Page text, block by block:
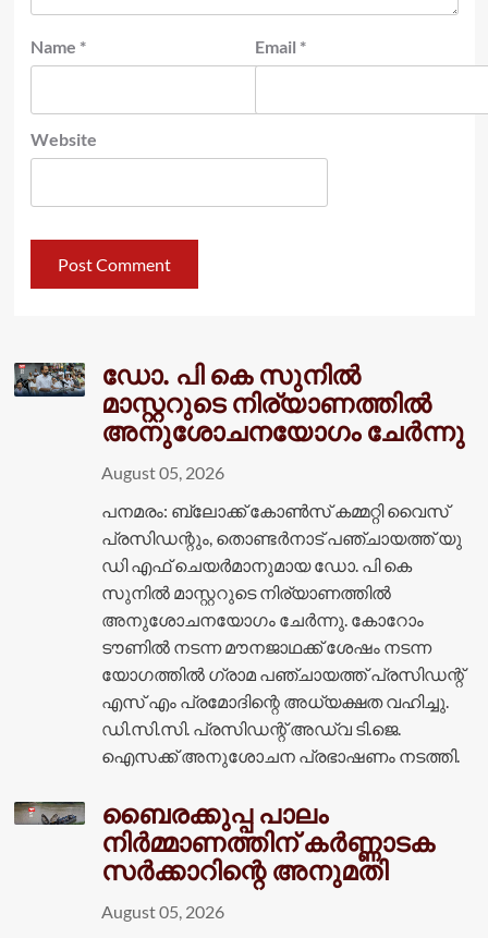
Name * Email *
Website
ഡോ. പി കെ സുനില്‍
മാസ്റ്ററുടെ നിര്യാണത്തില്‍
അനുശോചനയോഗം ചേര്‍ന്നു
August 05, 2026
പനമരം: ബ്ലോക്ക് കോണ്‍സ് കമ്മറ്റി വൈസ്
പ്രസിഡന്റും, തൊണ്ടര്‍നാട് പഞ്ചായത്ത് യു
ഡി എഫ് ചെയര്‍മാനുമായ ഡോ. പി കെ
സുനില്‍ മാസ്റ്ററുടെ നിര്യാണത്തില്‍
അനുശോചനയോഗം ചേര്‍ന്നു. കോറോം
ടൗണില്‍ നടന്ന മൗനജാഥക്ക് ശേഷം നടന്ന
യോഗത്തില്‍ ഗ്രാമ പഞ്ചായത്ത് പ്രസിഡന്റ്
എസ് എം പ്രമോദിന്റെ അധ്യക്ഷത വഹിച്ചു.
ഡി.സി.സി. പ്രസിഡന്റ് അഡ്വ ടി.ജെ.
ഐസക്ക് അനുശോചന പ്രഭാഷണം നടത്തി.
ബൈരക്കുപ്പ പാലം
നിർമ്മാണത്തിന് കർണ്ണാടക
സർക്കാറിന്റെ അനുമതി
August 05, 2026